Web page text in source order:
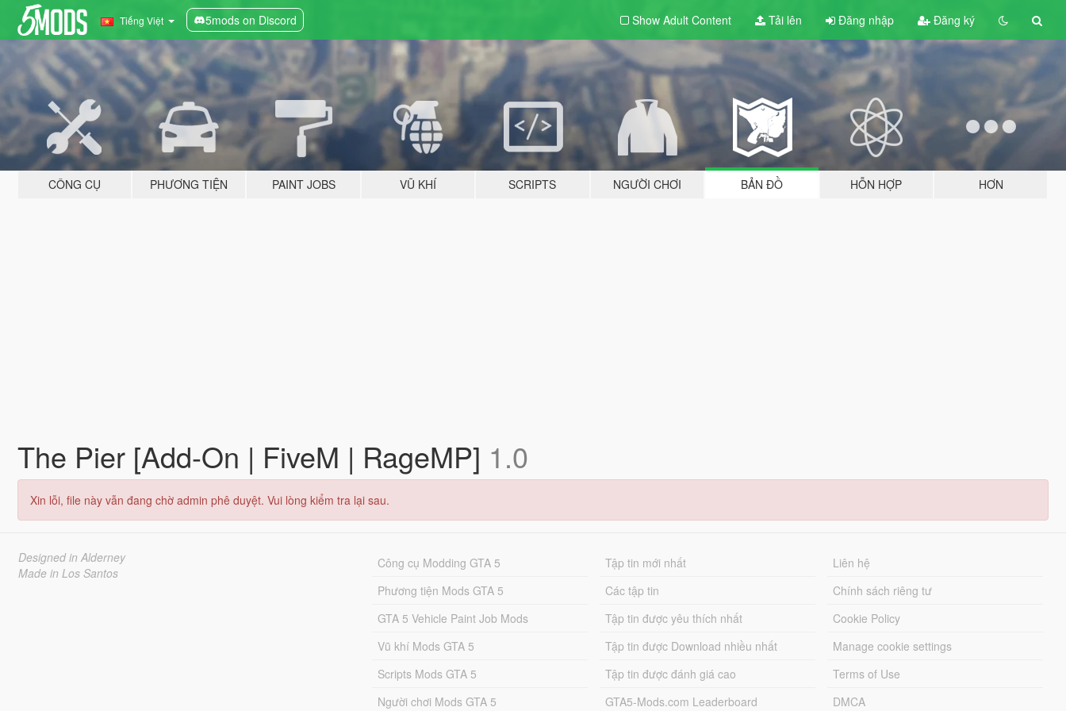
Tiếng Việt 5mods on Discord Show Adult Content Tải lên Đăng nhập Đăng ký
CÔNG CỤ PHƯƠNG TIỆN PAINT JOBS VŨ KHÍ SCRIPTS NGƯỜI CHƠI BẢN ĐỒ HỖN HỢP HƠN
The Pier [Add-On | FiveM | RageMP] 1.0
Xin lỗi, file này vẫn đang chờ admin phê duyệt. Vui lòng kiểm tra lại sau.
Designed in Alderney
Made in Los Santos
Công cụ Modding GTA 5
Phương tiện Mods GTA 5
GTA 5 Vehicle Paint Job Mods
Vũ khí Mods GTA 5
Scripts Mods GTA 5
Người chơi Mods GTA 5
Tập tin mới nhất
Các tập tin
Tập tin được yêu thích nhất
Tập tin được Download nhiều nhất
Tập tin được đánh giá cao
GTA5-Mods.com Leaderboard
Liên hệ
Chính sách riêng tư
Cookie Policy
Manage cookie settings
Terms of Use
DMCA